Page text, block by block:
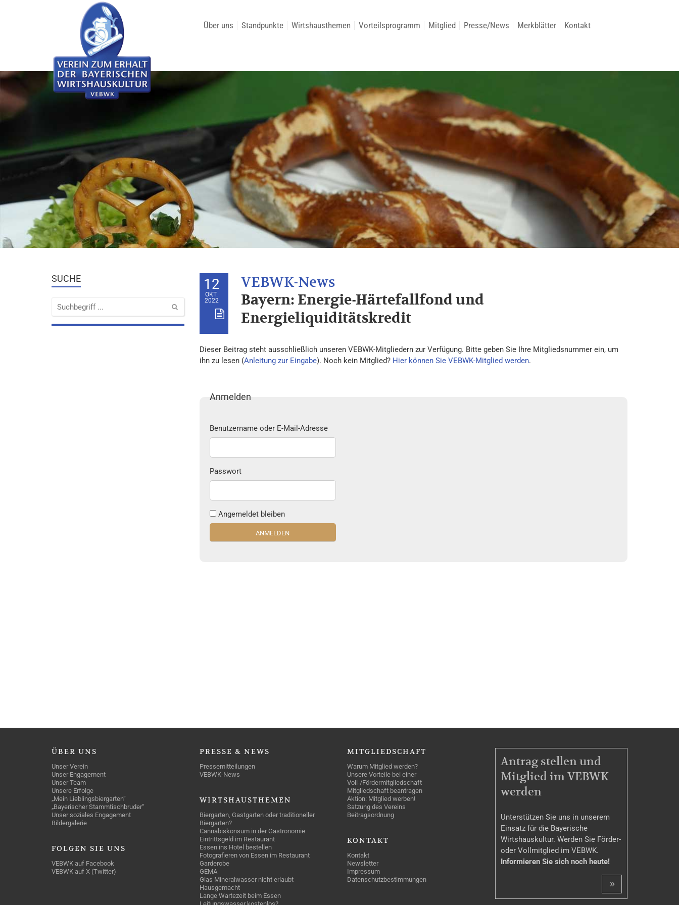
Über uns Standpunkte Wirtshausthemen Vorteilsprogramm Mitglied Presse/News Merkblätter Kontakt
SUCHE 12
OKT.
2022
Bayern: Energie-Härtefallfond und
Energieliquiditätskredit
Dieser Beitrag steht ausschließlich unseren VEBWK-Mitgliedern zur Verfügung. Bitte geben Sie Ihre Mitgliedsnummer ein, um
ihn zu lesen (Anleitung zur Eingabe). Noch kein Mitglied? Hier können Sie VEBWK-Mitglied werden.
Anmelden
Benutzername oder E-Mail-Adresse
Passwort
Angemeldet bleiben
ÜBER UNS
Unser Verein
Unser Engagement
Unser Team
Unsere Erfolge
„Mein Lieblingsbiergarten“
„Bayerischer Stammtischbruder“
Unser soziales Engagement
Bildergalerie
FOLGEN SIE UNS
VEBWK auf Facebook
VEBWK auf X (Twitter)
PRESSE & NEWS
Pressemitteilungen
VEBWK-News
WIRTSHAUSTHEMEN
Biergarten, Gastgarten oder traditioneller
Biergarten?
Cannabiskonsum in der Gastronomie
Eintrittsgeld im Restaurant
Essen ins Hotel bestellen
Fotografieren von Essen im Restaurant
Garderobe
GEMA
Glas Mineralwasser nicht erlaubt
Hausgemacht
Lange Wartezeit beim Essen
MITGLIEDSCHAFT
Warum Mitglied werden?
Unsere Vorteile bei einer
Voll-/Fördermitgliedschaft
Mitgliedschaft beantragen
Aktion: Mitglied werben!
Satzung des Vereins
Beitragsordnung
KONTAKT
Kontakt
Newsletter
Impressum
Datenschutzbestimmungen
MITGLIEDSCHAFT
Antrag stellen und
Mitglied im VEBWK
werden
Unterstützen Sie uns in unserem
Einsatz für die Bayerische
Wirtshauskultur. Werden Sie Förder-
oder Vollmitglied im VEBWK.
Informieren Sie sich noch heute!
»